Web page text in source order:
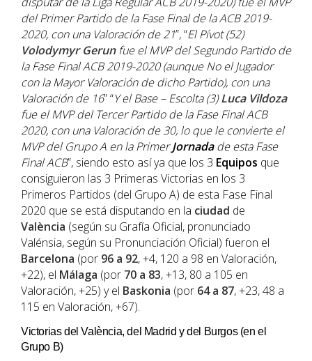
del Primer Partido de la Fase Final de la ACB 2019-
2020, con una Valoración de 21”, “El Pívot (52)
Volodymyr Gerunfue el MVP del Segundo Partido de
la Fase Final ACB 2019-2020 (aunque No el Jugador
con la Mayor Valoración de dicho Partido), con una
Valoración de 16” “Y el Base – Escolta (3)Luca Vildoza
fue el MVP del Tercer Partido de la Fase Final ACB
2020, con una Valoración de 30, lo que le convierte el
MVP del Grupo A en la PrimerJornadade esta Fase
Final ACB”, siendo esto así ya que los 3 Equipos que
consiguieron las 3 Primeras Victorias en los 3
Primeros Partidos (del Grupo A) de esta Fase Final
2020 que se está disputando en la ciudad de
València (según su Grafía Oficial, pronunciado
Valénsia, según su Pronunciación Oficial) fueron el
Barcelona (por 96 a 92, +4, 120 a 98 en Valoración,
+22), el Málaga (por 70 a 83, +13, 80 a 105 en
Valoración, +25) y el Baskonia (por 64 a 87, +23, 48 a
115 en Valoración, +67).
Victorias del València, del Madrid y del Burgos (en el
Grupo B)